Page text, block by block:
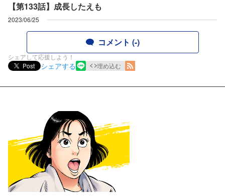
【第133話】成長したえも
2023/06/25
コメント (-)
シェアして応援しよう！
Post
シェアする 埋め込む